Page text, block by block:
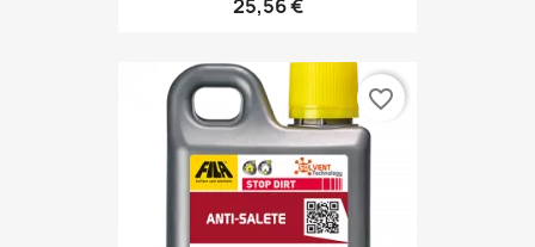
25,56 €
favorite_border